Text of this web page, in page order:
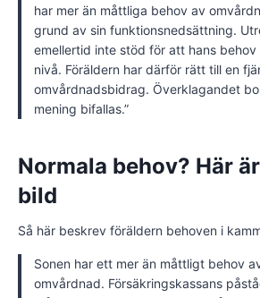
har mer än måttliga behov av
grund av sin funktionsnedsättning.
emellertid inte stöd för att hans
nivå. Föräldern har därför rätt till en
omvårdnadsbidrag. Överklagandet
mening bifallas.”
Normala behov? Här
bild
Så här beskrev föräldern behoven i
Sonen har ett mer än måttligt behov
omvårdnad. Försäkringskassans